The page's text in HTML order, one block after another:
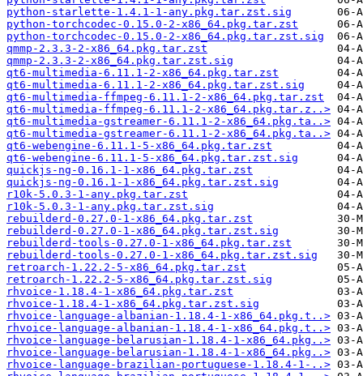
python-starlette-1.4.1-1-any.pkg.tar.zst.sig
python-torchcodec-0.15.0-2-x86_64.pkg.tar.zst
python-torchcodec-0.15.0-2-x86_64.pkg.tar.zst.sig
qmmp-2.3.3-2-x86_64.pkg.tar.zst
qmmp-2.3.3-2-x86_64.pkg.tar.zst.sig
qt6-multimedia-6.11.1-2-x86_64.pkg.tar.zst
qt6-multimedia-6.11.1-2-x86_64.pkg.tar.zst.sig
qt6-multimedia-ffmpeg-6.11.1-2-x86_64.pkg.tar.zst
qt6-multimedia-ffmpeg-6.11.1-2-x86_64.pkg.tar.z..>
qt6-multimedia-gstreamer-6.11.1-2-x86_64.pkg.ta..>
qt6-multimedia-gstreamer-6.11.1-2-x86_64.pkg.ta..>
qt6-webengine-6.11.1-5-x86_64.pkg.tar.zst
qt6-webengine-6.11.1-5-x86_64.pkg.tar.zst.sig
quickjs-ng-0.16.1-1-x86_64.pkg.tar.zst
quickjs-ng-0.16.1-1-x86_64.pkg.tar.zst.sig
r10k-5.0.3-1-any.pkg.tar.zst
r10k-5.0.3-1-any.pkg.tar.zst.sig
rebuilderd-0.27.0-1-x86_64.pkg.tar.zst
rebuilderd-0.27.0-1-x86_64.pkg.tar.zst.sig
rebuilderd-tools-0.27.0-1-x86_64.pkg.tar.zst
rebuilderd-tools-0.27.0-1-x86_64.pkg.tar.zst.sig
retroarch-1.22.2-5-x86_64.pkg.tar.zst
retroarch-1.22.2-5-x86_64.pkg.tar.zst.sig
rhvoice-1.18.4-1-x86_64.pkg.tar.zst
rhvoice-1.18.4-1-x86_64.pkg.tar.zst.sig
rhvoice-language-albanian-1.18.4-1-x86_64.pkg.t..>
rhvoice-language-albanian-1.18.4-1-x86_64.pkg.t..>
rhvoice-language-belarusian-1.18.4-1-x86_64.pkg..>
rhvoice-language-belarusian-1.18.4-1-x86_64.pkg..>
rhvoice-language-brazilian-portuguese-1.18.4-1-..>